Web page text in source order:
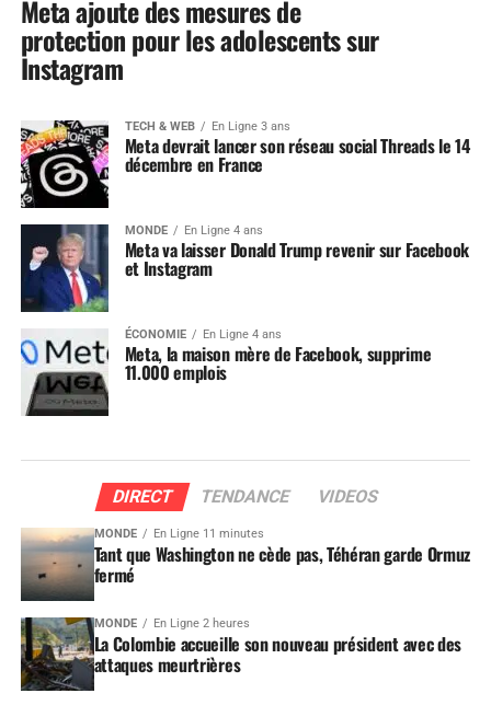
Meta ajoute des mesures de
protection pour les adolescents sur
Instagram
TECH & WEB En Ligne 3 ans
Meta devrait lancer son réseau social Threads le 14
décembre en France
MONDE En Ligne 4 ans
Meta va laisser Donald Trump revenir sur Facebook
et Instagram
ÉCONOMIE En Ligne 4 ans
Meta, la maison mère de Facebook, supprime
11.000 emplois
DIRECT TENDANCE VIDEOS
MONDE En Ligne 11 minutes
Tant que Washington ne cède pas, Téhéran garde Ormuz
fermé
MONDE En Ligne 2 heures
La Colombie accueille son nouveau président avec des
attaques meurtrières